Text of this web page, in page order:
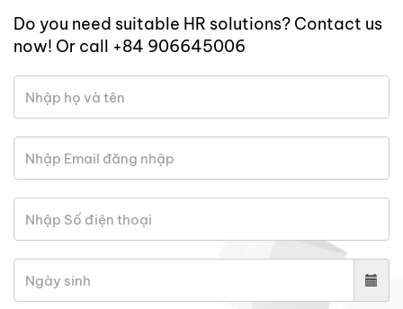
Do you need suitable HR solutions? Contact us
now! Or call +84 906645006